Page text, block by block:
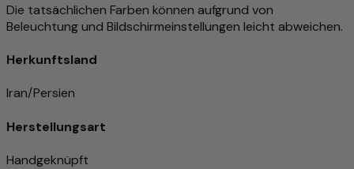
Die tatsächlichen Farben können aufgrund von
Beleuchtung und Bildschirmeinstellungen leicht abweichen.
Herkunftsland
Iran/Persien
Herstellungsart
Handgeknüpft